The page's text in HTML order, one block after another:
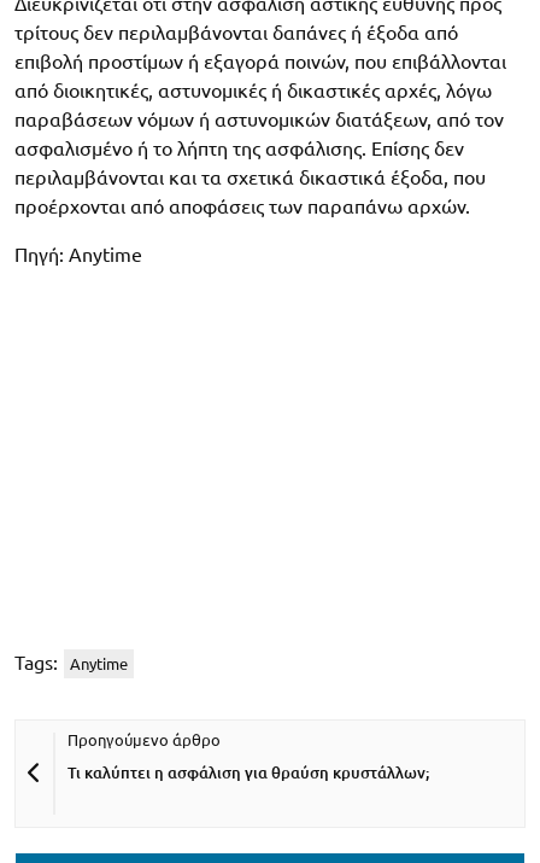
τρίτους δεν περιλαμβάνονται δαπάνες ή έξοδα από
επιβολή προστίμων ή εξαγορά ποινών, που επιβάλλονται
από διοικητικές, αστυνομικές ή δικαστικές αρχές, λόγω
παραβάσεων νόμων ή αστυνομικών διατάξεων, από τον
ασφαλισμένο ή το λήπτη της ασφάλισης. Επίσης δεν
περιλαμβάνονται και τα σχετικά δικαστικά έξοδα, που
προέρχονται από αποφάσεις των παραπάνω αρχών.
Πηγή: Anytime
Tags: Anytime
Τι καλύπτει η ασφάλιση για θραύση κρυστάλλων;